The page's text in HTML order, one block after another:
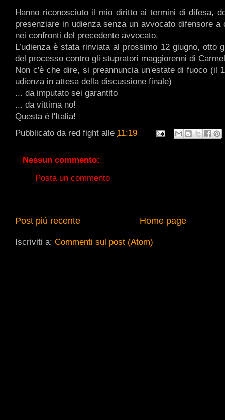
Hanno riconosciuto il mio diritto ai termini di difesa,
presenziare in udienza senza un avvocato difensore a
nei confronti del precedente avvocato.
L’udienza è stata rinviata al prossimo 12 giugno, otto
del processo contro gli stupratori maggiorenni di
Non c'è che dire, si preannuncia un'estate di fuoco (il
udienza in attesa della discussione finale)
... da imputato sei garantito
... da vittima no!
Questa è l'Italia!
Pubblicato da red fight alle 11:19
Nessun commento:
Posta un commento
Post più recente Home page
Iscriviti a: Commenti sul post (Atom)